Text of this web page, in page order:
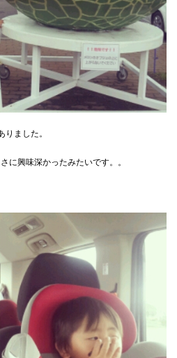
ました。
に興味深かったみたいです。。